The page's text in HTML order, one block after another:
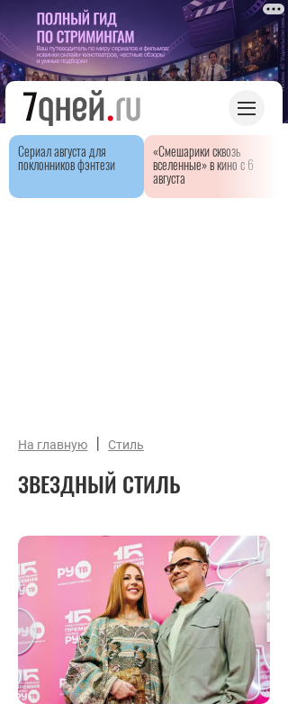
Сериал августа для
поклонников фэнтези
«Смешарики сквозь
вселенные» в кино с 6
августа
На главную | Стиль
ЗВЕЗДНЫЙ СТИЛЬ